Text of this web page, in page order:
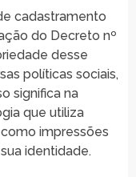
cadastramento
do Decreto nº
desse
políticas sociais,
significa na
que utiliza
impressões
identidade.